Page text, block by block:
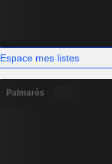
Espace mes listes
Palmarès